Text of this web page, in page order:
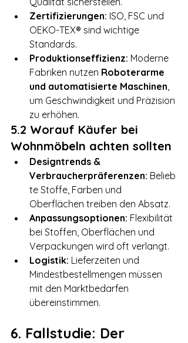
Zertifizierungen: ISO, FSC und
OEKO-TEX® sind wichtige
Standards.
Produktionseffizienz: Moderne
Fabriken nutzen Roboterarme
und automatisierte Maschinen,
um Geschwindigkeit und Präzision
zu erhöhen.
5.2 Worauf Käufer bei
Wohnmöbeln achten sollten
Designtrends &
Verbraucherpräferenzen: Belieb
te Stoffe, Farben und
Oberflächen treiben den Absatz.
Anpassungsoptionen: Flexibilität
bei Stoffen, Oberflächen und
Verpackungen wird oft verlangt.
Logistik: Lieferzeiten und
Mindestbestellmengen müssen
mit den Marktbedarfen
übereinstimmen.
6. Fallstudie: Der